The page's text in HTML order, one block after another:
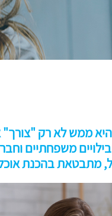
ממש לא רק "צורך"
משפחתיים
מתבטאת בהכנת אוכל